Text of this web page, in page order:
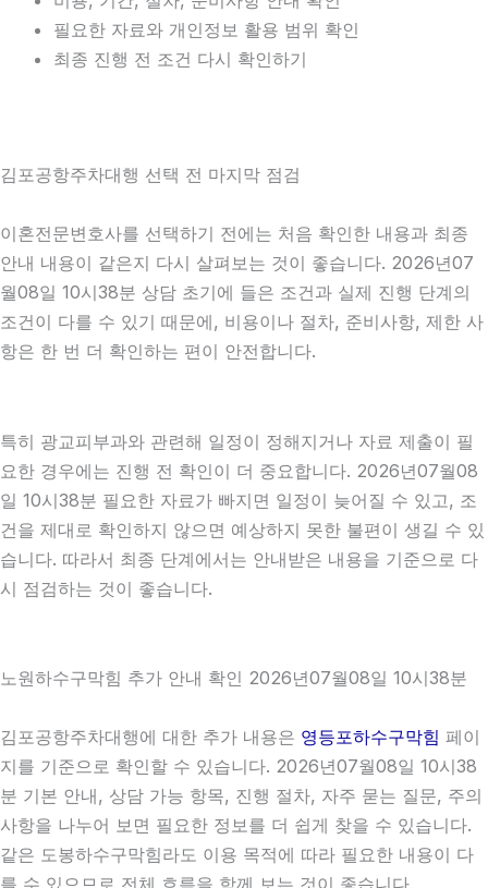
필요한 자료와 개인정보 활용 범위 확인
최종 진행 전 조건 다시 확인하기
김포공항주차대행 선택 전 마지막 점검
이혼전문변호사를 선택하기 전에는 처음 확인한 내용과 최종
안내 내용이 같은지 다시 살펴보는 것이 좋습니다. 2026년07
월08일 10시38분 상담 초기에 들은 조건과 실제 진행 단계의
조건이 다를 수 있기 때문에, 비용이나 절차, 준비사항, 제한 사
항은 한 번 더 확인하는 편이 안전합니다.
특히 광교피부과와 관련해 일정이 정해지거나 자료 제출이 필
요한 경우에는 진행 전 확인이 더 중요합니다. 2026년07월08
일 10시38분 필요한 자료가 빠지면 일정이 늦어질 수 있고, 조
건을 제대로 확인하지 않으면 예상하지 못한 불편이 생길 수 있
습니다. 따라서 최종 단계에서는 안내받은 내용을 기준으로 다
시 점검하는 것이 좋습니다.
노원하수구막힘 추가 안내 확인 2026년07월08일 10시38분
김포공항주차대행에 대한 추가 내용은 영등포하수구막힘 페이
지를 기준으로 확인할 수 있습니다. 2026년07월08일 10시38
분 기본 안내, 상담 가능 항목, 진행 절차, 자주 묻는 질문, 주의
사항을 나누어 보면 필요한 정보를 더 쉽게 찾을 수 있습니다.
같은 도봉하수구막힘라도 이용 목적에 따라 필요한 내용이 다